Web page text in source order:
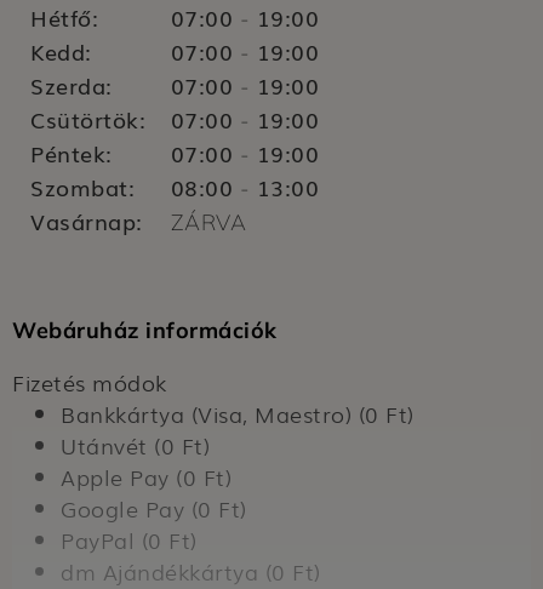
Hétfő: 07:00 - 19:00
Kedd:
07:00 - 19:00
Szerda:
07:00 - 19:00
Csütörtök:
07:00 - 19:00
Péntek:
07:00 - 19:00
Szombat:
08:00 - 13:00
Vasárnap:
ZÁRVA
Webáruház információk
Fizetés módok
Bankkártya (Visa, Maestro) (0 Ft)
Utánvét (0 Ft)
Apple Pay (0 Ft)
Google Pay (0 Ft)
PayPal (0 Ft)
dm Ajándékkártya (0 Ft)